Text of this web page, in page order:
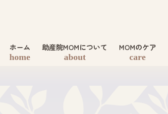
ホーム
home
助産院MOMについて
about
MOMのケア
care